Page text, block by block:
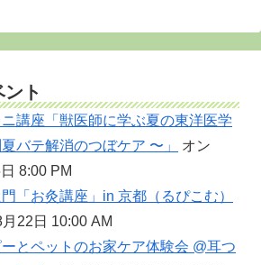
ト
講座「獣医師に学ぶ夏の東洋医学
バテ解消のつぼケア 〜」
オン
8:00 PM
「お灸講座」in 京都（るぴこむ）
22日 10:00 AM
とペットのお家ケア体験会 @耳つ